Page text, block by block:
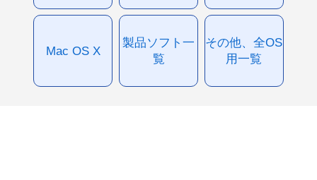
Mac OS X
製品ソフト一
覧
その他、全OS
用一覧